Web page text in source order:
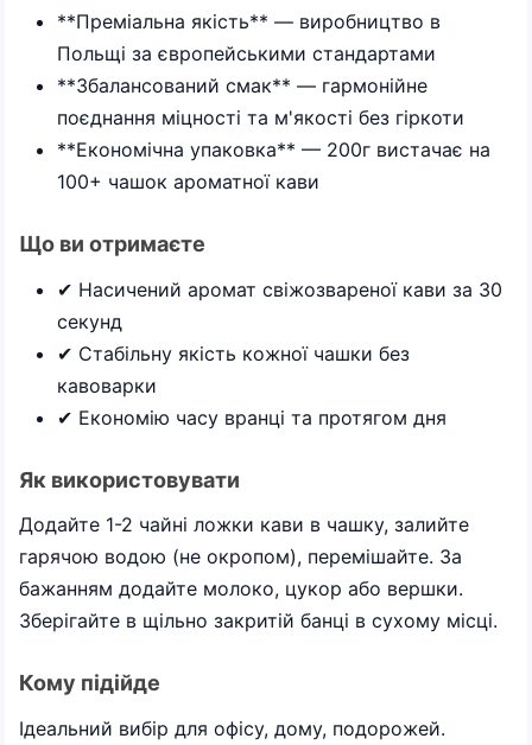
**Преміальна якість** — виробництво в
Польщі за європейськими стандартами
**Збалансований смак** — гармонійне
поєднання міцності та м'якості без гіркоти
**Економічна упаковка** — 200г вистачає на
100+ чашок ароматної кави
Що ви отримаєте
✔ Насичений аромат свіжозвареної кави за 30
секунд
✔ Стабільну якість кожної чашки без
кавоварки
✔ Економію часу вранці та протягом дня
Як використовувати
Додайте 1-2 чайні ложки кави в чашку, залийте
гарячою водою (не окропом), перемішайте. За
бажанням додайте молоко, цукор або вершки.
Зберігайте в щільно закритій банці в сухому місці.
Кому підійде
Ідеальний вибір для офісу, дому, подорожей.